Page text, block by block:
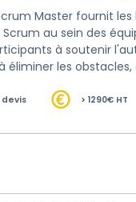
méthodes
Master fournit les
au sein des
à soutenir
éliminer les obstacles,
devis > 1290€ HT